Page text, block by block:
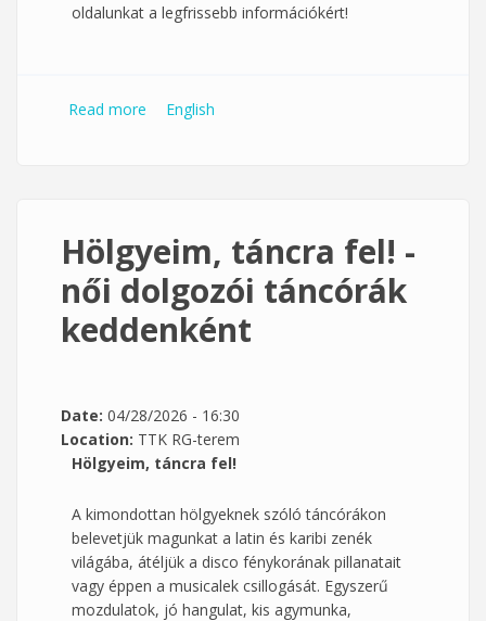
oldalunkat a legfrissebb információkért!
Read more about Táncoló Egyetem- 2026/2027 őszi félév
English
Hölgyeim, táncra fel! -
női dolgozói táncórák
keddenként
Date: 04/28/2026 - 16:30
Location: TTK RG-terem
Hölgyeim, táncra fel!
A kimondottan hölgyeknek szóló táncórákon
belevetjük magunkat a latin és karibi zenék
világába, átéljük a disco fénykorának pillanatait
vagy éppen a musicalek csillogását. Egyszerű
mozdulatok, jó hangulat, kis agymunka,